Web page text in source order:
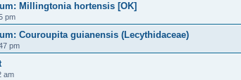
Millingtonia hortensis [OK]
pm
Couroupita guianensis (Lecythidaceae)
pm
am